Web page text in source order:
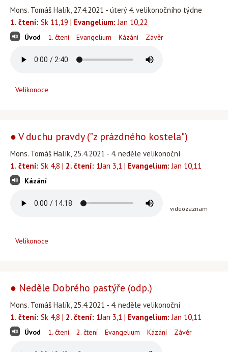
Mons. Tomáš Halík, 27.4.2021 - úterý 4. velikonočního týdne
1. čtení: Sk 11,19 | Evangelium: Jan 10,22
Úvod 1. čtení Evangelium Kázání Závěr
Velikonoce
● V duchu pravdy ("z prázdného kostela")
Mons. Tomáš Halík, 25.4.2021 - 4. neděle velikonoční
1. čtení: Sk 4,8 | 2. čtení: 1Jan 3,1 | Evangelium: Jan 10,11
Kázání
videozáznam
Velikonoce
● Neděle Dobrého pastýře (odp.)
Mons. Tomáš Halík, 25.4.2021 - 4. neděle velikonoční
1. čtení: Sk 4,8 | 2. čtení: 1Jan 3,1 | Evangelium: Jan 10,11
Úvod 1. čtení 2. čtení Evangelium Kázání Závěr